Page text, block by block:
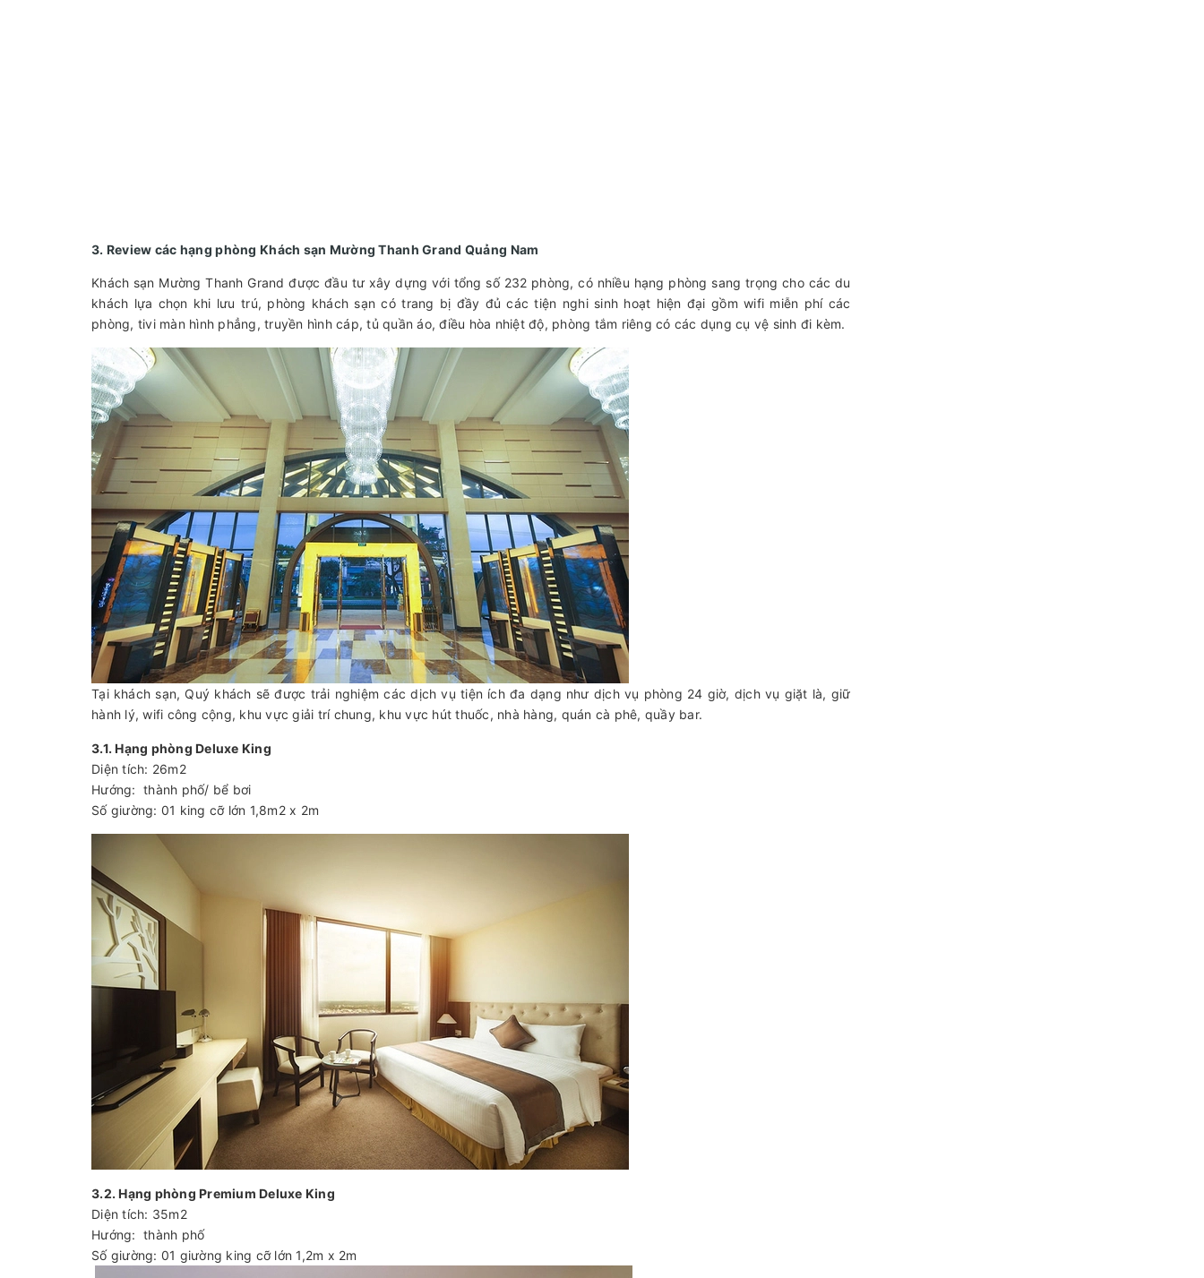
3. Review các hạng phòng Khách sạn Mường Thanh Grand Quảng Nam
Khách sạn Mường Thanh Grand được đầu tư xây dựng với tổng số 232 phòng, có nhiều hạng phòng sang trọng cho các du
khách lựa chọn khi lưu trú, phòng khách sạn có trang bị đầy đủ các tiện nghi sinh hoạt hiện đại gồm wifi miễn phí các
phòng, tivi màn hình phẳng, truyền hình cáp, tủ quần áo, điều hòa nhiệt độ, phòng tắm riêng có các dụng cụ vệ sinh đi kèm.
Tại khách sạn, Quý khách sẽ được trải nghiệm các dịch vụ tiện ích đa dạng như dịch vụ phòng 24 giờ, dịch vụ giặt là, giữ
hành lý, wifi công cộng, khu vực giải trí chung, khu vực hút thuốc, nhà hàng, quán cà phê, quầy bar.
3.1. Hạng phòng Deluxe King
Diện tích: 26m2
Hướng: thành phố/ bể bơi
Số giường: 01 king cỡ lớn 1,8m2 x 2m
3.2. Hạng phòng Premium Deluxe King
Diện tích: 35m2
Hướng: thành phố
Số giường: 01 giường king cỡ lớn 1,2m x 2m